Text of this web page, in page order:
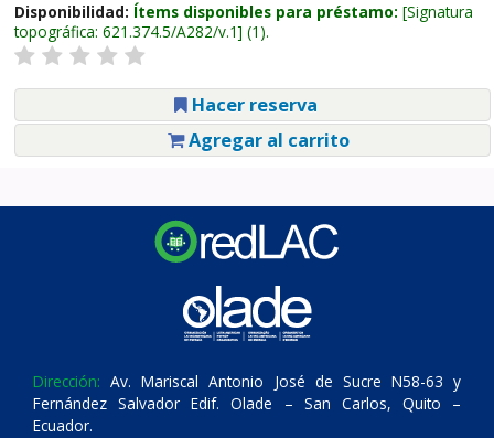
Disponibilidad: Ítems disponibles para préstamo: Signatura
topográfica: 621.374.5/A282/v.1 (1).
Hacer reserva
Agregar al carrito
Dirección: Av. Mariscal Antonio José de Sucre N58-63 y
Fernández Salvador Edif. Olade – San Carlos, Quito –
Ecuador.